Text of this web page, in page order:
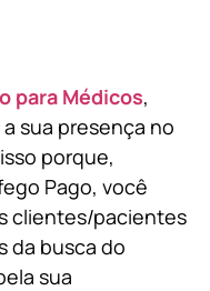
para Médicos,
sua presença no
porque,
Pago, você
clientes/pacientes
da busca do
sua